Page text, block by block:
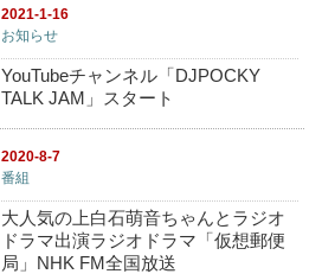
2021-1-16
お知らせ
YouTubeチャンネル「DJPOCKY
TALK JAM」スタート
2020-8-7
番組
大人気の上白石萌音ちゃんとラジオ
ドラマ出演ラジオドラマ「仮想郵便
局」NHK FM全国放送